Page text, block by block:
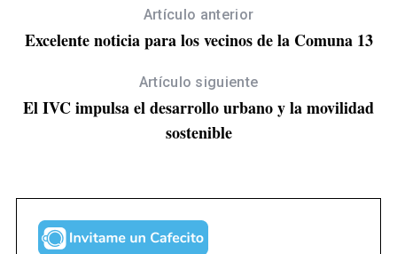
Artículo anterior
Excelente noticia para los vecinos de la Comuna 13
Artículo siguiente
El IVC impulsa el desarrollo urbano y la movilidad
sostenible